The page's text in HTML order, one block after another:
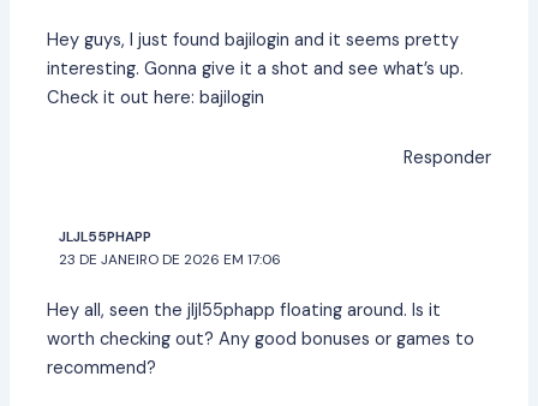
Hey guys, I just found bajilogin and it seems pretty
interesting. Gonna give it a shot and see what’s up.
Check it out here:bajilogin
Responder
JLJL55PHAPP
23 DE JANEIRO DE 2026 EM 17:06
Hey all, seen thejljl55phapp floating around. Is it
worth checking out? Any good bonuses or games to
recommend?